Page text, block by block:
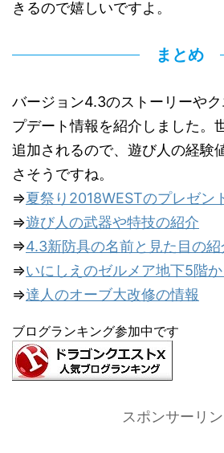
きるので嬉しいですよ。
まとめ
バージョン4.3のストーリーや
プデート情報を紹介しました。
追加されるので、遊び人の経験
さそうですね。
⇒夏祭り2018WESTのプレゼン
⇒遊び人の武器や特技の紹介
⇒4.3新防具の名前と見た目の紹
⇒いにしえのゼルメア地下5階
⇒達人のオーブ大改修の情報
ブログランキング参加中です
スポンサーリ